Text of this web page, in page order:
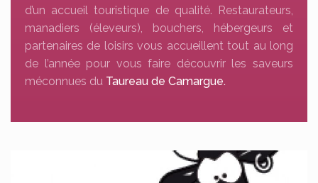
d’un accueil touristique de qualité. Restaurateurs,
manadiers (éleveurs), bouchers, hébergeurs et
partenaires de loisirs vous accueillent tout au long
de l’année pour vous faire découvrir les saveurs
méconnues du Taureau de Camargue.